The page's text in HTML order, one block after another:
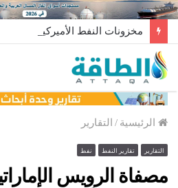
الرئيسية / التقارير
التقارير تقارير النفط نفط